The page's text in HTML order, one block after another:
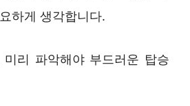
하게 생각합니다.
리 파악해야 부드러운 탑승